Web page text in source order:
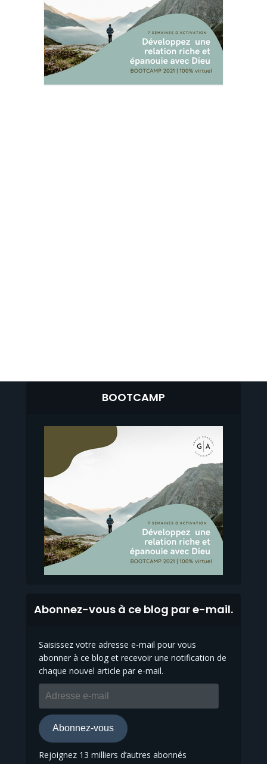
BOOTCAMP
Abonnez-vous à ce blog par e-mail.
Saisissez votre adresse e-mail pour vous
abonner à ce blog et recevoir une notification de
chaque nouvel article par e-mail.
e-
mail
Abonnez-vous
Rejoignez 13 milliers d’autres abonnés